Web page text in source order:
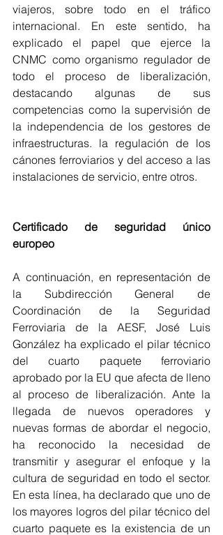
viajeros, sobre todo en el tráfico
internacional. En este sentido, ha
explicado el papel que ejerce la
CNMC como organismo regulador de
todo el proceso de liberalización,
destacando algunas de sus
competencias como la supervisión de
la independencia de los gestores de
infraestructuras. la regulación de los
cánones ferroviarios y del acceso a las
instalaciones de servicio, entre otros.
Certificado de seguridad único
europeo
A continuación, en representación de
la Subdirección General de
Coordinación de la Seguridad
Ferroviaria de la AESF, José Luis
González ha explicado el pilar técnico
del cuarto paquete ferroviario
aprobado por la EU que afecta de lleno
al proceso de liberalización. Ante la
llegada de nuevos operadores y
nuevas formas de abordar el negocio,
ha reconocido la necesidad de
transmitir y asegurar el enfoque y la
cultura de seguridad en todo el sector.
En esta línea, ha declarado que uno de
los mayores logros del pilar técnico del
cuarto paquete es la existencia de un